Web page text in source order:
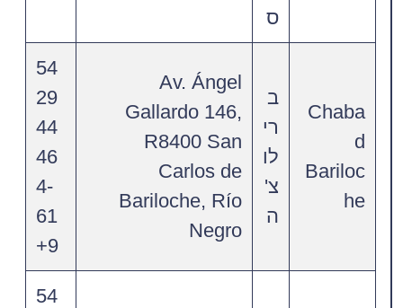
ס
Chaba
d
Bariloc
he
ב
רי
לו
צ'
ה
Av. Ángel
Gallardo 146,
R8400 San
Carlos de
Bariloche, Río
Negro
54
29
44
46
4-
61
9+
54